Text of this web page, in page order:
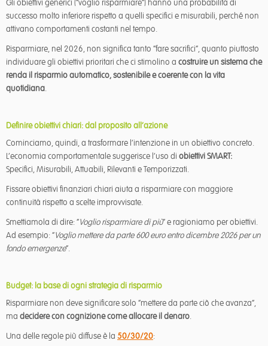
Gli obiettivi generici (“voglio risparmiare”) hanno una probabilità di
successo molto inferiore rispetto a quelli specifici e misurabili, perché non
attivano comportamenti costanti nel tempo.
Risparmiare, nel 2026, non significa tanto “fare sacrifici”, quanto piuttosto
individuare gli obiettivi prioritari che ci stimolino a costruire un sistema che
renda il risparmio automatico, sostenibile e coerente con la vita
quotidiana.
Definire obiettivi chiari: dal proposito all’azione
Cominciamo, quindi, a trasformare l’intenzione in un obiettivo concreto.
L’economia comportamentale suggerisce l’uso di obiettivi SMART:
Specifici, Misurabili, Attuabili, Rilevanti e Temporizzati.
Fissare obiettivi finanziari chiari aiuta a risparmiare con maggiore
continuità rispetto a scelte improvvisate.
Smettiamola di dire: “Voglio risparmiare di più” e ragioniamo per obiettivi.
Ad esempio: “Voglio mettere da parte 600 euro entro dicembre 2026 per un
fondo emergenze”.
Budget: la base di ogni strategia di risparmio
Risparmiare non deve significare solo “mettere da parte ciò che avanza”,
ma decidere con cognizione come allocare il denaro.
Una delle regole più diffuse è la 50/30/20: